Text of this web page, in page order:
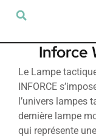
Inforce
Le Lampe
INFORCE
l’univers lampes
dernière lampe
qui représente